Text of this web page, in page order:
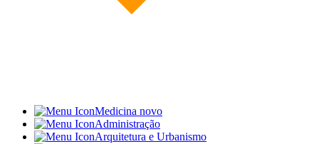
Medicina novo
Administração
Arquitetura e Urbanismo